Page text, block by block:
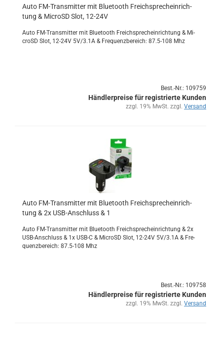
Auto FM-​Trans­mit­ter mit Blue­tooth Freich­sprech­ein­rich­
tung & Mi­croSD Slot, 12-​24V
Auto FM-​Transmitter mit Blue­tooth Freich­sprech­ein­rich­tung & Mi­
croSD Slot, 12-​24V 5V/3.1A & Fre­quenz­be­reich: 87.5-108 Mhz
Best.-Nr.: 109759
Händlerpreise für registrierte Kunden
zzgl. 19% MwSt. zzgl. Versand
Auto FM-​Trans­mit­ter mit Blue­tooth Freich­sprech­ein­rich­
tung & 2x USB-​An­schluss & 1
Auto FM-​Transmitter mit Blue­tooth Freich­sprech­ein­rich­tung & 2x
USB-​Anschluss & 1x USB-C & Mi­croSD Slot, 12-​24V 5V/3.1A & Fre­
quenz­be­reich: 87.5-108 Mhz
Best.-Nr.: 109758
Händlerpreise für registrierte Kunden
zzgl. 19% MwSt. zzgl. Versand